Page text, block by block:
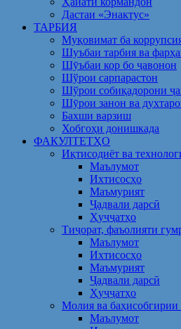
Дастаи «Энактус»
ТАРБИЯ
Муқовимат ба
Шуъбаи тарбия ва
Шӯъбаи кор бо ҷавонон
Шўрои сарпарастон
Шўрои собиқадорони
Шӯрои занон ва
Бахши варзиш
Хобгоҳи донишкада
ФАКУЛТЕТҲО
Иқтисодиёт ва
Маълумот
Ихтисосҳо
Маъмурият
Ҷадвали дарсӣ
Ҳуҷҷатҳо
Тиҷорат, фаъолияти
Маълумот
Ихтисосҳо
Маъмурият
Ҷадвали дарсӣ
Ҳуҷҷатҳо
Молия ва баҳисобгирии
Маълумот